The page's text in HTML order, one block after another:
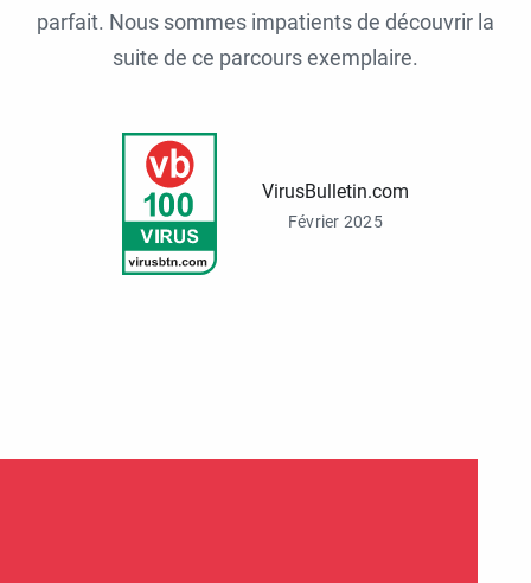
parfait. Nous sommes impatients de découvrir la
suite de ce parcours exemplaire.
VirusBulletin.com
Février 2025